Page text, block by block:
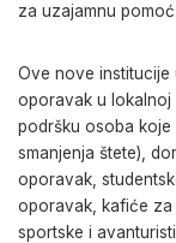
za uzajamnu
Ove nove
oporavak u lokalnoj
podršku osoba
smanjenja štete),
oporavak,
oporavak, kafiće
sportske i